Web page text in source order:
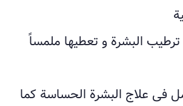
البشرة و تعطيها ملمساً
فى علاج البشرة الحساسة كما